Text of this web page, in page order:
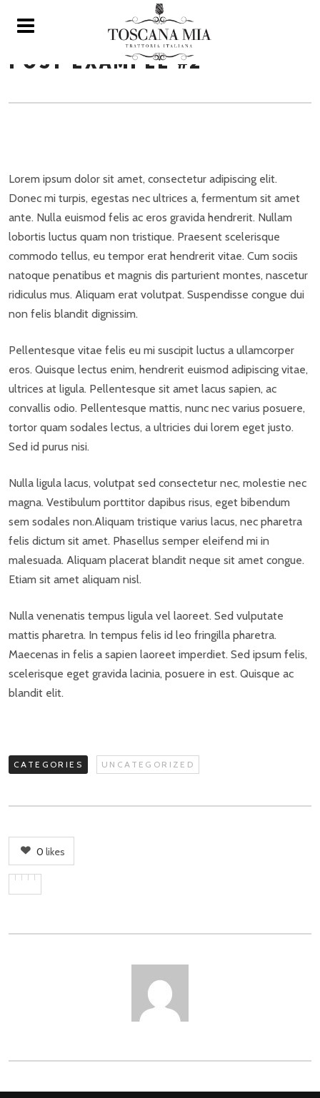
POST EXAMPLE #2
Lorem ipsum dolor sit amet, consectetur adipiscing elit.
Donec mi turpis, egestas nec ultrices a, fermentum sit amet
ante. Nulla euismod felis ac eros gravida hendrerit. Nullam
lobortis luctus quam non tristique. Praesent scelerisque
commodo tellus, eu tempor erat hendrerit vitae. Cum sociis
natoque penatibus et magnis dis parturient montes, nascetur
ridiculus mus. Aliquam erat volutpat. Suspendisse congue dui
non felis blandit dignissim.
Pellentesque vitae felis eu mi suscipit luctus a ullamcorper
eros. Quisque lectus enim, hendrerit euismod adipiscing vitae,
ultrices at ligula. Pellentesque sit amet lacus sapien, ac
convallis odio. Pellentesque mattis, nunc nec varius posuere,
tortor quam sodales lectus, a ultricies dui lorem eget justo.
Sed id purus nisi.
Nulla ligula lacus, volutpat sed consectetur nec, molestie nec
magna. Vestibulum porttitor dapibus risus, eget bibendum
sem sodales non.Aliquam tristique varius lacus, nec pharetra
felis dictum sit amet. Phasellus semper eleifend mi in
malesuada. Aliquam placerat blandit neque sit amet congue.
Etiam sit amet aliquam nisl.
Nulla venenatis tempus ligula vel laoreet. Sed vulputate
mattis pharetra. In tempus felis id leo fringilla pharetra.
Maecenas in felis a sapien laoreet imperdiet. Sed ipsum felis,
scelerisque eget gravida lacinia, posuere in est. Quisque ac
blandit elit.
CATEGORIES UNCATEGORIZED
0 likes